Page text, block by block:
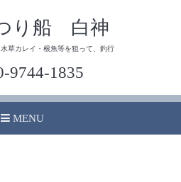
り船 白神
草カレイ・根魚等を狙って、釣行
9744-1835
MENU